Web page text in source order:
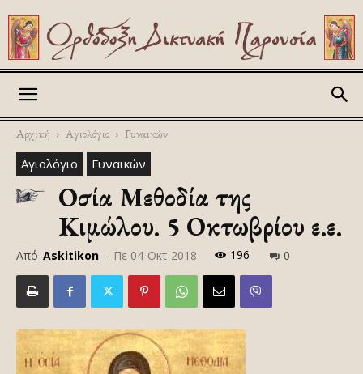
Αρχική Αγιολόγιο Γυναικών
Αγιολόγιο Γυναικών
Οσία Μεθοδία της
Κιμώλου. 5 Οκτωβρίου ε.ε.
Από Askitikon - Πε 04-Οκτ-2018 196 0